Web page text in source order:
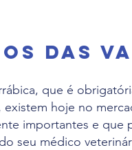
das
que é
hoje no
importantes e que
seu médico